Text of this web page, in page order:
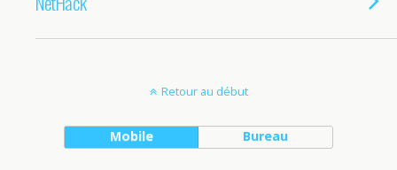
Retour au début
Mobile Bureau